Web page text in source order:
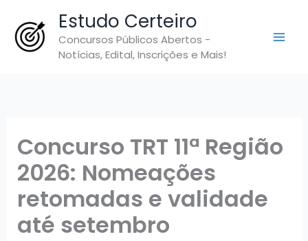
para
Estudo Certeiro
Concursos Públicos Abertos -
Notícias, Edital, Inscrições e Mais!
Concurso TRT 11ª Região
2026: Nomeações
retomadas e validade
até setembro